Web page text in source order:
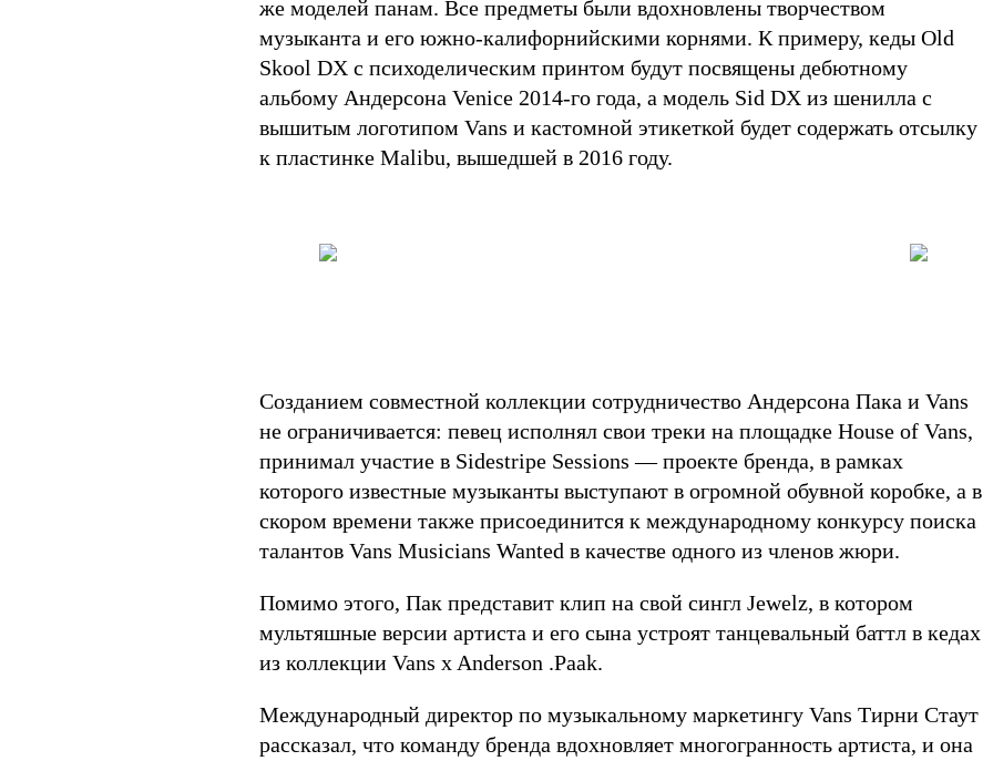
же моделей панам. Все предметы были вдохновлены творчеством
музыканта и его южно-калифорнийскими корнями. К примеру, кеды Old
Skool DX c психоделическим принтом будут посвящены дебютному
альбому Андерсона Venice 2014-го года, а модель Sid DX из шенилла с
вышитым логотипом Vans и кастомной этикеткой будет содержать отсылку
к пластинке Malibu, вышедшей в 2016 году.
Созданием совместной коллекции сотрудничество Андерсона Пака и Vans
не ограничивается: певец исполнял свои треки на площадке House of Vans,
принимал участие в Sidestripe Sessions — проекте бренда, в рамках
которого известные музыканты выступают в огромной обувной коробке, а в
скором времени также присоединится к международному конкурсу поиска
талантов Vans Musicians Wanted в качестве одного из членов жюри.
Помимо этого, Пак представит клип на свой сингл Jewelz, в котором
мультяшные версии артиста и его сына устроят танцевальный баттл в кедах
из коллекции Vans x Anderson .Paak.
Международный директор по музыкальному маркетингу Vans Тирни Стаут
рассказал, что команду бренда вдохновляет многогранность артиста, и она